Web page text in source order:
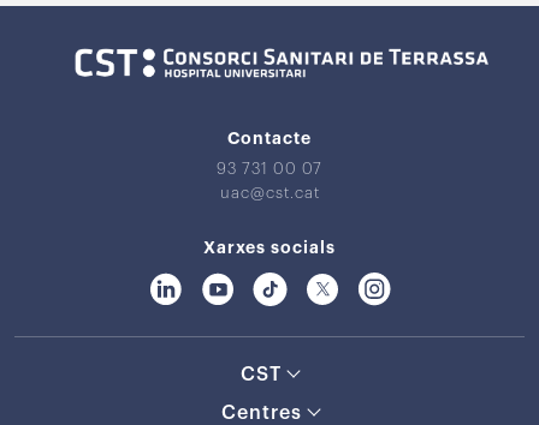
Contacte
93 731 00 07
uac@cst.cat
Xarxes socials
CST
Centres